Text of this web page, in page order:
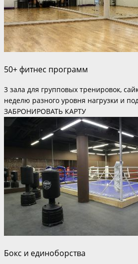
50+ фитнес программ
3 зала для групповых тренировок,
неделю разного уровня нагрузки и
ЗАБРОНИРОВАТЬ КАРТУ
Бокс и единоборства